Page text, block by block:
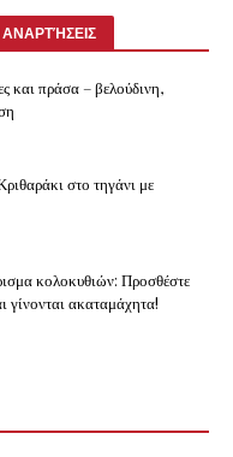
και πράσα – βελούδινη,
στο τηγάνι με
κολοκυθιών: Προσθέστε
γίνονται ακαταμάχητα!